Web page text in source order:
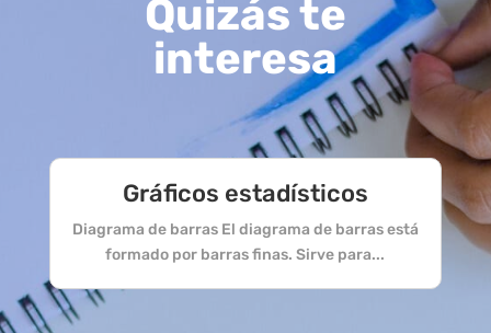
Quizás te
interesa
Gráficos estadísticos
Diagrama de barras El diagrama de barras está
formado por barras finas. Sirve para...